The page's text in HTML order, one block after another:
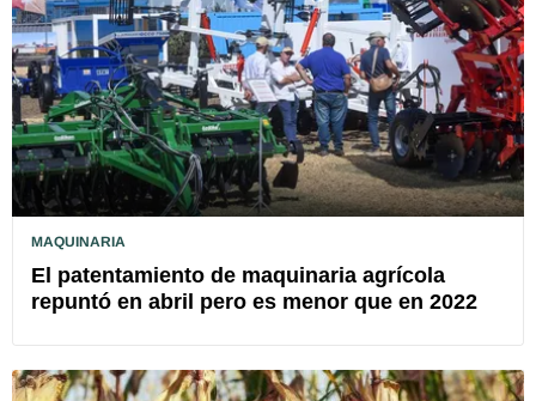
MAQUINARIA
El patentamiento de maquinaria agrícola
repuntó en abril pero es menor que en 2022